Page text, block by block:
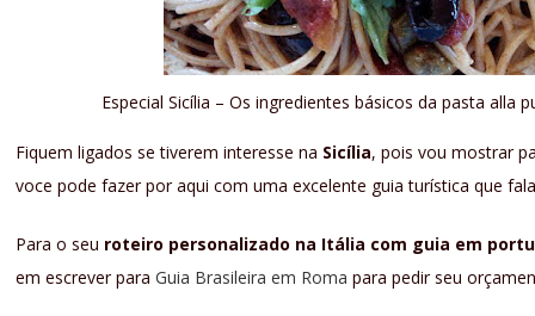
Especial Sicília – Os ingredientes básicos da pasta alla
Fiquem ligados se tiverem interesse na Sicília, pois vou mostrar
voce pode fazer por aqui com uma excelente guia turística que
Para o seu roteiro personalizado na Itália com guia em
em escrever paraGuia Brasileira em Roma para pedir seu